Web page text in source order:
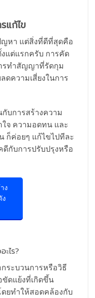
แก้ไข
ญหา แต่สิ่งที่ดีที่สุดคือ
แต่แรกครับ การคัด
รทำสัญญาที่รัดกุม
ดความเสี่ยงในการ
บการสร้างความ
จ ความอดทน และ
ก็ค่อยๆ แก้ไขไปทีละ
กับการปรับปรุงหรือ
ง
ง
ไร?
ระบวนการหรือวิธี
ดแย้งที่เกิดขึ้น
ดยทำให้สอดคล้องกับ